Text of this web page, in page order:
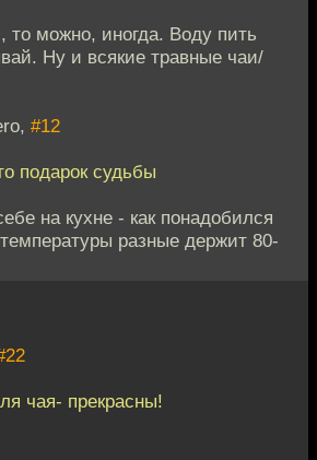
то можно, иногда. Воду пить
Ну и всякие травные чаи/
#12
подарок судьбы
на кухне - как понадобился
разные держит 80-
чая- прекрасны!